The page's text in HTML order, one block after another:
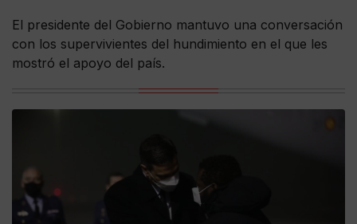
El presidente del Gobierno mantuvo una conversación
con los supervivientes del hundimiento en el que les
mostró el apoyo del país.